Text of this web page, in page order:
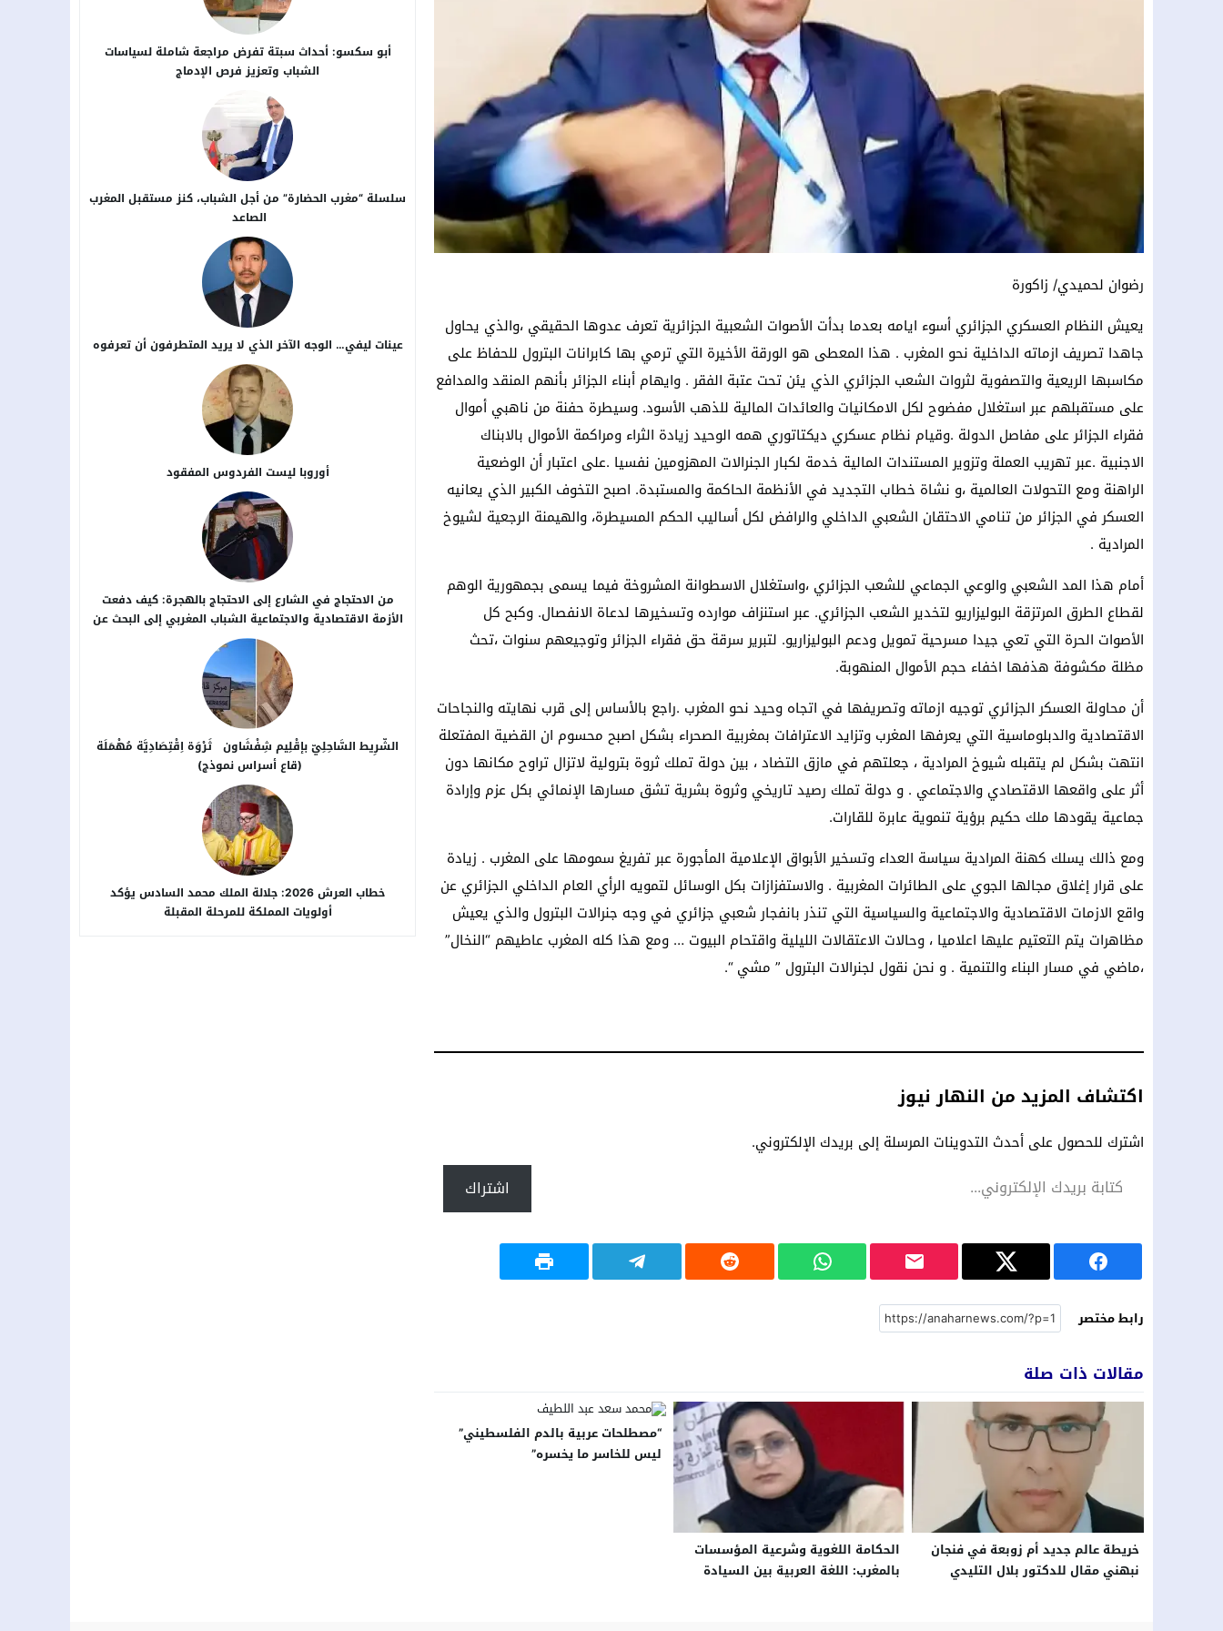
رضوان لحميدي/ زاكورة
يعيش النظام العسكري الجزائري أسوء ايامه بعدما بدأت الأصوات الشعبية الجزائرية تعرف عدوها الحقيقي ،والذي يحاول
جاهدا تصريف ازماته الداخلية نحو المغرب . هذا المعطى هو الورقة الأخيرة التي ترمي بها كابرانات البترول للحفاظ على
مكاسبها الريعية والتصفوية لثروات الشعب الجزائري الذي يئن تحت عتبة الفقر . وايهام أبناء الجزائر بأنهم المنقد والمدافع
على مستقبلهم عبر استغلال مفضوح لكل الامكانيات والعائدات المالية للذهب الأسود. وسيطرة حفنة من ناهبي أموال
فقراء الجزائر على مفاصل الدولة .وقيام نظام عسكري ديكتاتوري همه الوحيد زيادة الثراء ومراكمة الأموال بالابناك
الاجنبية .عبر تهريب العملة وتزوير المستندات المالية خدمة لكبار الجنرالات المهزومين نفسيا .على اعتبار أن الوضعية
الراهنة ومع التحولات العالمية ،و نشاة خطاب التجديد في الأنظمة الحاكمة والمستبدة. اصبح التخوف الكبير الذي يعانيه
العسكر في الجزائر من تنامي الاحتقان الشعبي الداخلي والرافض لكل أساليب الحكم المسيطرة، والهيمنة الرجعية لشيوخ
المرادية .
أمام هذا المد الشعبي والوعي الجماعي للشعب الجزائري ،واستغلال الاسطوانة المشروخة فيما يسمى بجمهورية الوهم
لقطاع الطرق المرتزقة البوليزاريو لتخدير الشعب الجزائري. عبر استنزاف موارده وتسخيرها لدعاة الانفصال. وكبح كل
الأصوات الحرة التي تعي جيدا مسرحية تمويل ودعم البوليزاريو. لتبرير سرقة حق فقراء الجزائر وتوجيعهم سنوات ،تحث
مظلة مكشوفة هذفها اخفاء حجم الأموال المنهوبة.
أن محاولة العسكر الجزائري توجيه ازماته وتصريفها في اتجاه وحيد نحو المغرب .راجع بالأساس إلى قرب نهايته والنجاحات
الاقتصادية والدبلوماسية التي يعرفها المغرب وتزايد الاعترافات بمغربية الصحراء بشكل اصبح محسوم ان القضية المفتعلة
انتهت بشكل لم يتقبله شيوخ المرادية ، جعلتهم في مازق التضاد ، بين دولة تملك ثروة بترولية لاتزال تراوح مكانها دون
أثر على واقعها الاقتصادي والاجتماعي . و دولة تملك رصيد تاريخي وثروة بشرية تشق مسارها الإنمائي بكل عزم وإرادة
جماعية يقودها ملك حكيم برؤية تنموية عابرة للقارات.
ومع ذالك يسلك كهنة المرادية سياسة العداء وتسخير الأبواق الإعلامية المأجورة عبر تفريغ سمومها على المغرب . زيادة
على قرار إغلاق مجالها الجوي على الطائرات المغربية . والاستفزازات بكل الوسائل لتمويه الرأي العام الداخلي الجزائري عن
واقع الازمات الاقتصادية والاجتماعية والسياسية التي تنذر بانفجار شعبي جزائري في وجه جنرالات البترول والذي يعيش
مظاهرات يتم التعتيم عليها اعلاميا ، وحالات الاعتقالات الليلية واقتحام البيوت … ومع هذا كله المغرب عاطيهم “النخال”
،ماضي في مسار البناء والتنمية . و نحن نقول لجنرالات البترول ” مشي “.
اكتشاف المزيد من النهار نيوز
اشترك للحصول على أحدث التدوينات المرسلة إلى بريدك الإلكتروني.
اشتراك
رابط مختصر
مقالات ذات صلة
خريطة عالم جديد أم زوبعة في فنجان
نبهني مقال للدكتور بلال التليدي
الحكامة اللغوية وشرعية المؤسسات
بالمغرب: اللغة العربية بين السيادة
“مصطلحات عربية بالدم الفلسطيني”
ليس للخاسر ما يخسره”
أبو سكسو: أحداث سبتة تفرض مراجعة شاملة لسياسات
الشباب وتعزيز فرص الإدماج
سلسلة “مغرب الحضارة” من أجل ​الشباب، كنز مستقبل المغرب
الصاعد
عينات ليفي… الوجه الآخر الذي لا يريد المتطرفون أن تعرفوه
أوروبا ليست الفردوس المفقود
من الاحتجاج في الشارع إلى الاحتجاج بالهجرة: كيف دفعت
الأزمة الاقتصادية والاجتماعية الشباب المغربي إلى البحث عن
بدائل خارج الوطن؟
الشَّرِيط السَّاحِلِيّ بإقْلِيم شِفْشَاون ثَرْوَة اِقْتِصَادِيَّة مُهْمَلَة
(قاع أسراس نموذج)
خطاب العرش 2026: جلالة الملك محمد السادس يؤكد
أولويات المملكة للمرحلة المقبلة